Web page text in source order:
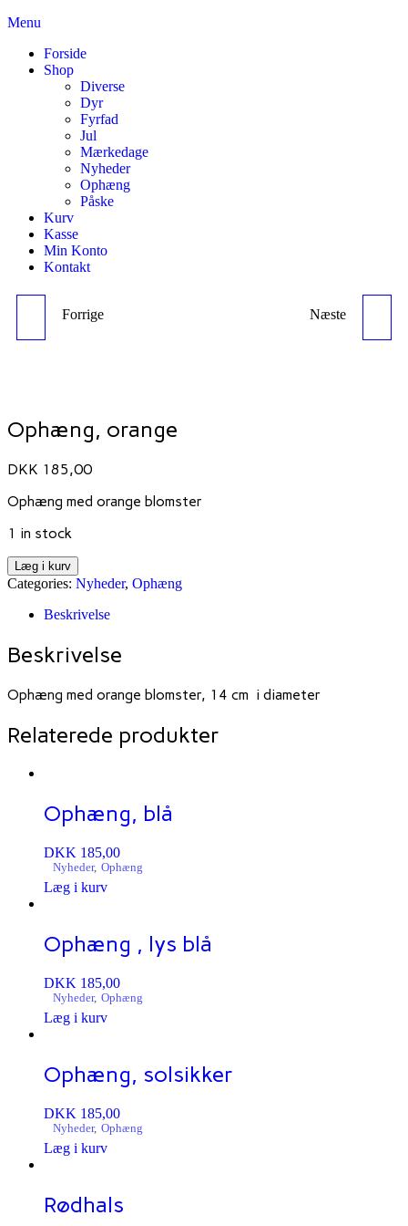
Skip
content
Menu
Forside
Shop
Diverse
Dyr
Fyrfad
Jul
Mærkedage
Nyheder
Ophæng
Påske
Kurv
Kasse
Min Konto
Kontakt
OPHÆNG , LYS BLÅ
Forrige OPHÆNG, SOLSIKKER
Næste
Ophæng, orange
DKK 185,00
Ophæng med orange blomster
1 in stock
Læg i kurv
Categories: Nyheder, Ophæng
Beskrivelse
Beskrivelse
Ophæng med orange blomster, 14 cm i diameter
Relaterede produkter
Ophæng, blå
DKK 185,00
Nyheder, Ophæng
Læg i kurv
Ophæng , lys blå
DKK 185,00
Nyheder, Ophæng
Læg i kurv
Ophæng, solsikker
DKK 185,00
Nyheder, Ophæng
Læg i kurv
Rødhals